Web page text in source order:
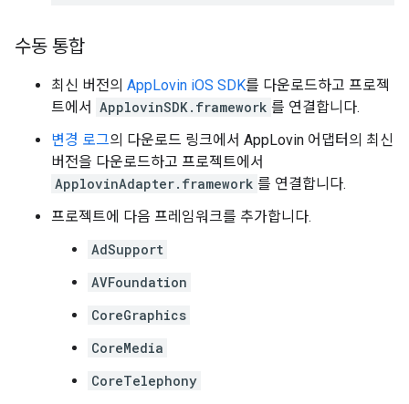
수동 통합
최신 버전의 AppLovin iOS SDK를 다운로드하고 프로젝
트에서 ApplovinSDK.framework 를 연결합니다.
변경 로그의 다운로드 링크에서 AppLovin 어댑터의 최신
버전을 다운로드하고 프로젝트에서
ApplovinAdapter.framework 를 연결합니다.
프로젝트에 다음 프레임워크를 추가합니다.
AdSupport
AVFoundation
CoreGraphics
CoreMedia
CoreTelephony